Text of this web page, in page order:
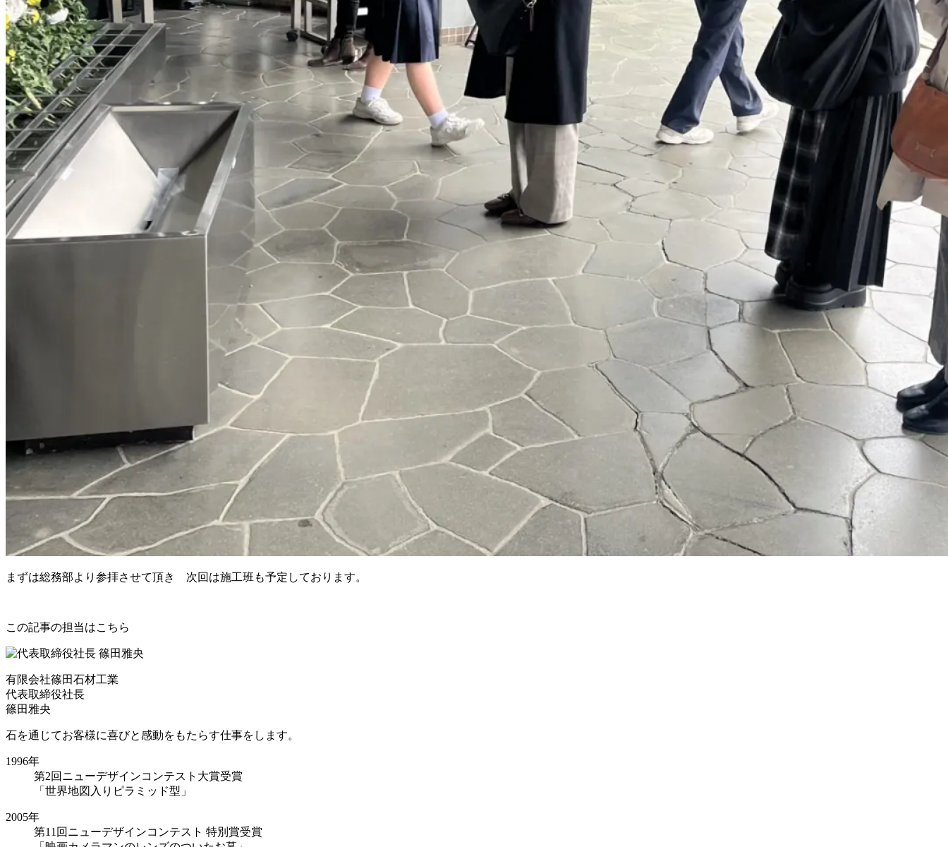
まずは総務部より参拝させて頂き 次回は施工班も予定しております。
この記事の担当はこちら
有限会社篠田石材工業
代表取締役社長
篠田雅央
石を通じてお客様に喜びと感動をもたらす仕事をします。
1996年
第2回ニューデザインコンテスト大賞受賞
「世界地図入りピラミッド型」
2005年
第11回ニューデザインコンテスト 特別賞受賞